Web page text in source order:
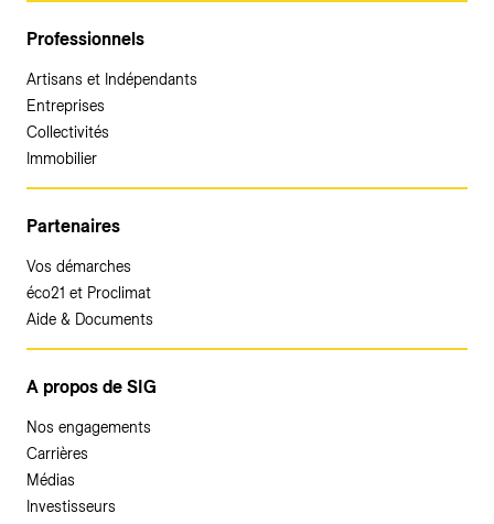
Professionnels
Artisans et Indépendants
Entreprises
Collectivités
Immobilier
Partenaires
Vos démarches
éco21 et Proclimat
Aide & Documents
A propos de SIG
Nos engagements
Carrières
Médias
Investisseurs